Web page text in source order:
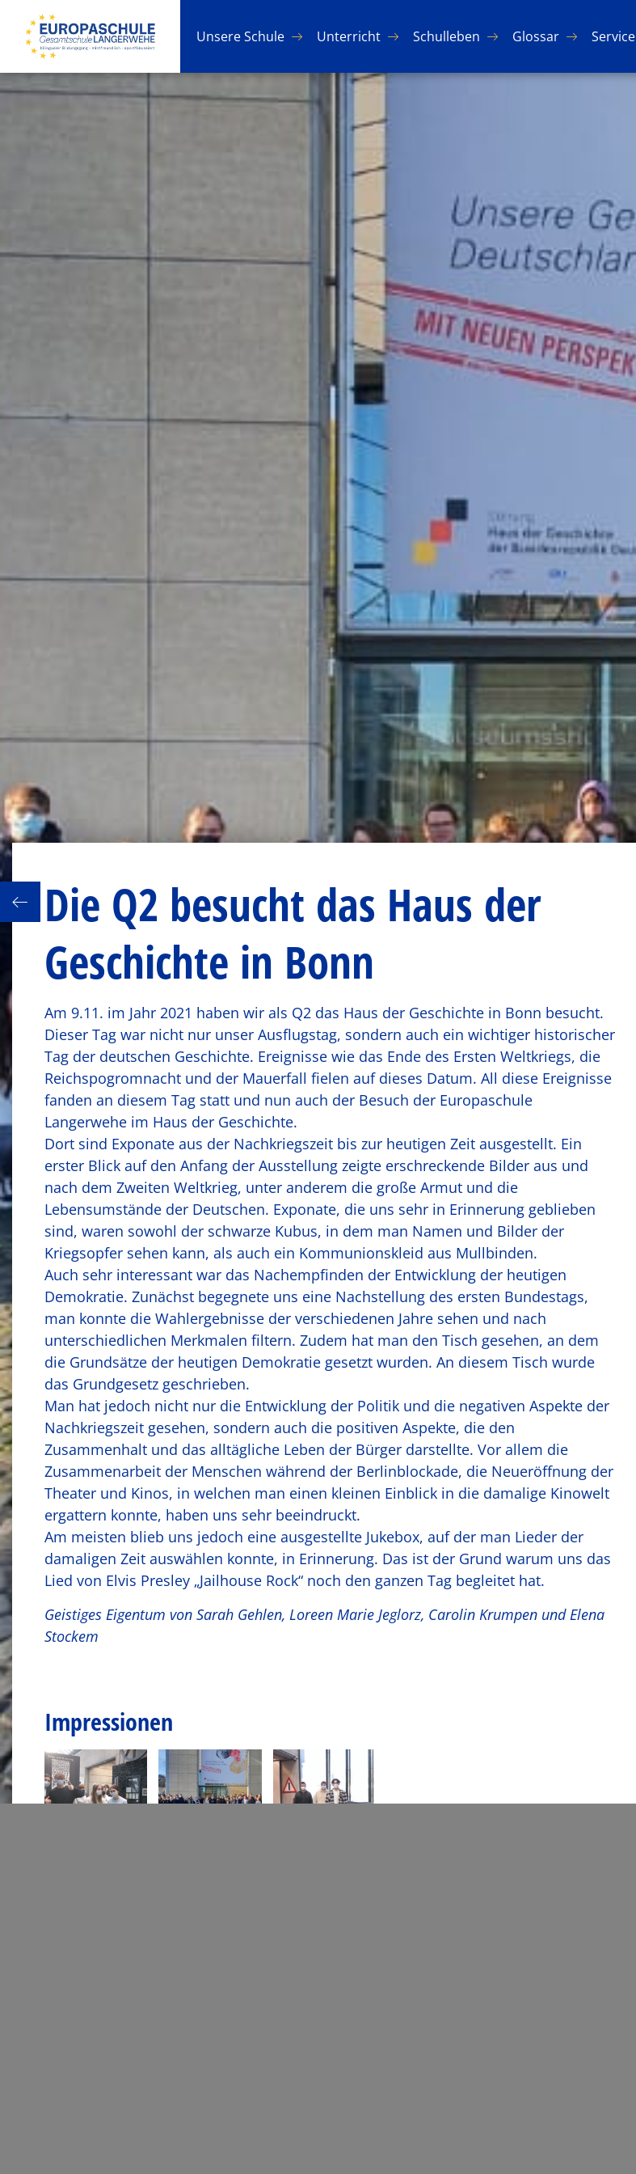
Un­se­re Schu­le Un­ter­richt Schul­le­ben Glos­sar Ser­vice
Die Q2 besucht das Haus der
Geschichte in Bonn
Am 9.11. im Jahr 2021 haben wir als Q2 das Haus der Geschichte in Bonn besucht.
Dieser Tag war nicht nur unser Ausflugstag, sondern auch ein wichtiger historischer
Tag der deutschen Geschichte. Ereignisse wie das Ende des Ersten Weltkriegs, die
Reichspogromnacht und der Mauerfall fielen auf dieses Datum. All diese Ereignisse
fanden an diesem Tag statt und nun auch der Besuch der Europaschule
Langerwehe im Haus der Geschichte.
Dort sind Exponate aus der Nachkriegszeit bis zur heutigen Zeit ausgestellt. Ein
erster Blick auf den Anfang der Ausstellung zeigte erschreckende Bilder aus und
nach dem Zweiten Weltkrieg, unter anderem die große Armut und die
Lebensumstände der Deutschen. Exponate, die uns sehr in Erinnerung geblieben
sind, waren sowohl der schwarze Kubus, in dem man Namen und Bilder der
Kriegsopfer sehen kann, als auch ein Kommunionskleid aus Mullbinden.
Auch sehr interessant war das Nachempfinden der Entwicklung der heutigen
Demokratie. Zunächst begegnete uns eine Nachstellung des ersten Bundestags,
man konnte die Wahlergebnisse der verschiedenen Jahre sehen und nach
unterschiedlichen Merkmalen filtern. Zudem hat man den Tisch gesehen, an dem
die Grundsätze der heutigen Demokratie gesetzt wurden. An diesem Tisch wurde
das Grundgesetz geschrieben.
Man hat jedoch nicht nur die Entwicklung der Politik und die negativen Aspekte der
Nachkriegszeit gesehen, sondern auch die positiven Aspekte, die den
Zusammenhalt und das alltägliche Leben der Bürger darstellte. Vor allem die
Zusammenarbeit der Menschen während der Berlinblockade, die Neueröffnung der
Theater und Kinos, in welchen man einen kleinen Einblick in die damalige Kinowelt
ergattern konnte, haben uns sehr beeindruckt.
Am meisten blieb uns jedoch eine ausgestellte Jukebox, auf der man Lieder der
damaligen Zeit auswählen konnte, in Erinnerung. Das ist der Grund warum uns das
Lied von Elvis Presley „Jailhouse Rock“ noch den ganzen Tag begleitet hat.
Geistiges Eigentum von Sarah Gehlen, Loreen Marie Jeglorz, Carolin Krumpen und Elena
Stockem
Impressionen